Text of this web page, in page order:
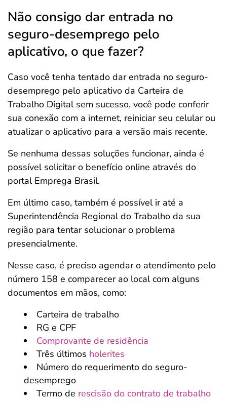
Não consigo dar entrada no
seguro-desemprego pelo
aplicativo, o que fazer?
Caso você tenha tentado dar entrada no seguro-
desemprego pelo aplicativo da Carteira de
Trabalho Digital sem sucesso, você pode conferir
sua conexão com a internet, reiniciar seu celular ou
atualizar o aplicativo para a versão mais recente.
Se nenhuma dessas soluções funcionar, ainda é
possível solicitar o benefício online através do
portal Emprega Brasil.
Em último caso, também é possível ir até a
Superintendência Regional do Trabalho da sua
região para tentar solucionar o problema
presencialmente.
Nesse caso, é preciso agendar o atendimento pelo
número 158 e comparecer ao local com alguns
documentos em mãos, como:
Carteira de trabalho
RG e CPF
Comprovante de residência
Três últimos holerites
Número do requerimento do seguro-
desemprego
Termo de rescisão do contrato de trabalho